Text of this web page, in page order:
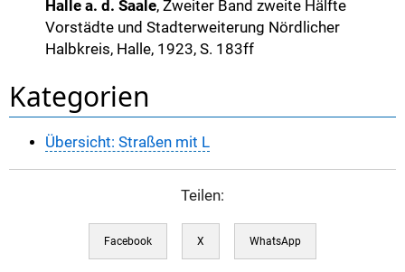
Halle a. d. Saale, Zweiter Band zweite Hälfte
Vorstädte und Stadterweiterung Nördlicher
Halbkreis, Halle, 1923, S. 183ff
Kategorien
Übersicht: Straßen mit L
Teilen:
Facebook X WhatsApp